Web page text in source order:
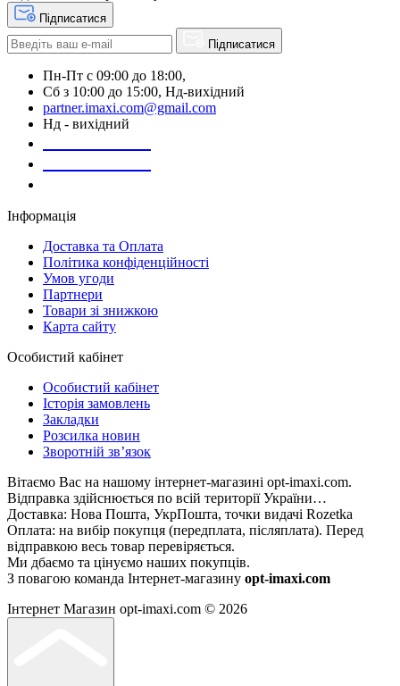
Підписатися
Підписатися
Пн-Пт с 09:00 до 18:00,
Сб з 10:00 до 15:00, Нд-вихідний
partner.imaxi.com@gmail.com
Нд - вихідний
Інформація
Доставка та Оплата
Політика конфіденційності
Умов угоди
Партнери
Товари зі знижкою
Карта сайту
Особистий кабінет
Особистий кабінет
Історія замовлень
Закладки
Розсилка новин
Зворотній зв’язок
Вітаємо Вас на нашому інтернет-магазині opt-imaxi.com.
Відправка здійснюється по всій території України…
Доставка: Нова Пошта, УкрПошта, точки видачі Rozetka
Оплата: на вибір покупця (передплата, післяплата). Перед
відправкою весь товар перевіряється.
Ми дбаємо та цінуємо наших покупців.
З повагою команда Інтернет-магазину opt-imaxi.com
Інтернет Магазин opt-imaxi.com © 2026